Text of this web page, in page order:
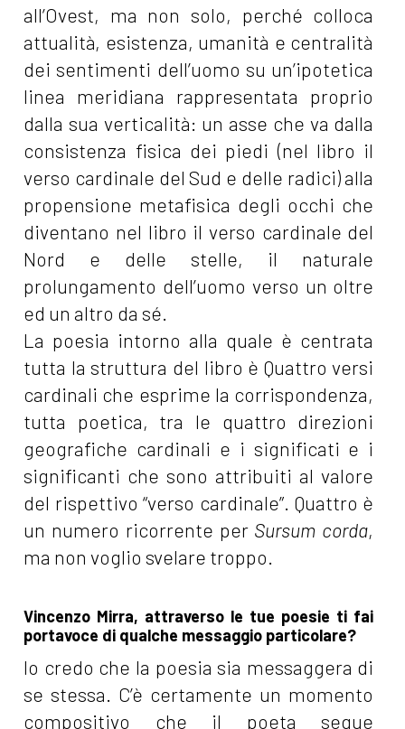
all’Ovest, ma non solo, perché colloca
attualità, esistenza, umanità e centralità
dei sentimenti dell’uomo su un’ipotetica
linea meridiana rappresentata proprio
dalla sua verticalità: un asse che va dalla
consistenza fisica dei piedi (nel libro il
verso cardinale del Sud e delle radici) alla
propensione metafisica degli occhi che
diventano nel libro il verso cardinale del
Nord e delle stelle, il naturale
prolungamento dell’uomo verso un oltre
ed un altro da sé.
La poesia intorno alla quale è centrata
tutta la struttura del libro è Quattro versi
cardinali che esprime la corrispondenza,
tutta poetica, tra le quattro direzioni
geografiche cardinali e i significati e i
significanti che sono attribuiti al valore
del rispettivo “verso cardinale”. Quattro è
un numero ricorrente per Sursum corda,
ma non voglio svelare troppo.
Vincenzo Mirra, attraverso le tue poesie ti fai
portavoce di qualche messaggio particolare?
Io credo che la poesia sia messaggera di
se stessa. C’è certamente un momento
compositivo che il poeta segue